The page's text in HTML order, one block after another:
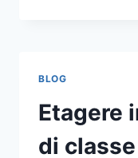
BLOG
Etagere
di classe